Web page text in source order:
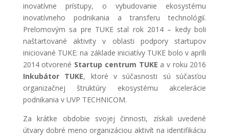
inovatívne prístupy, o vybudovanie ekosystému
inovatívneho podnikania a transferu technológií.
Prelomovým sa pre TUKE stal rok 2014 – kedy boli
naštartované aktivity v oblasti podpory startupov
iniciované TUKE: na základe iniciatívy TUKE bolo v apríli
2014 otvorené Startup centrum TUKE a v roku 2016
Inkubátor TUKE, ktoré v súčasnosti sú súčasťou
organizačnej štruktúry ekosystému akcelerácie
podnikania v UVP TECHNICOM.
Za krátke obdobie svojej činnosti, získali uvedené
útvary dobré meno organizáciou aktivít na identifikáciu